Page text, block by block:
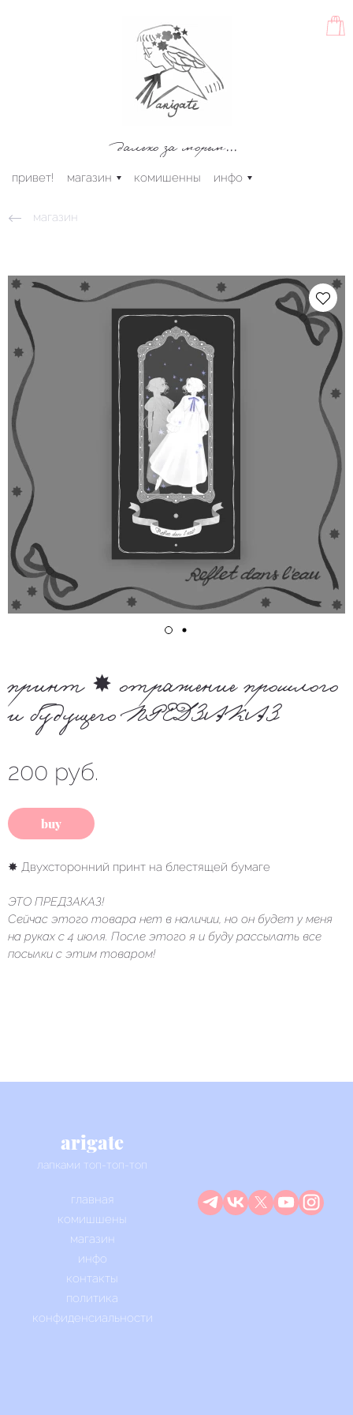
далеко за морем...
привет! магазин комишенны инфо
магазин
принт ✸ отражение прошлого
и будущего ПРЕДЗАКАЗ
200 руб.
buy
✸ Двухсторонний принт на блестящей бумаге
ЭТО ПРЕДЗАКАЗ!
Сейчас этого товара нет в наличии, но он будет у меня
на руках с 4 июля. После этого я и буду рассылать все
посылки с этим товаром!
arigate
лапками топ-топ-топ
главная
комишшены
магазин
инфо
контакты
политика
конфиденсиальности